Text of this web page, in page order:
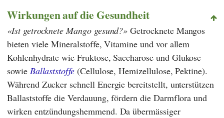
Wirkungen auf die Gesundheit
Ist getrocknete Mango gesund? Getrocknete Mangos
bieten viele Mineralstoffe, Vitamine und vor allem
Kohlenhydrate wie Fruktose, Saccharose und Glukose
sowie Ballaststoffe (Cellulose, Hemizellulose, Pektine).
Während Zucker schnell Energie bereitstellt, unterstützen
Ballaststoffe die Verdauung, fördern die Darmflora und
wirken entzündungshemmend. Da übermässiger